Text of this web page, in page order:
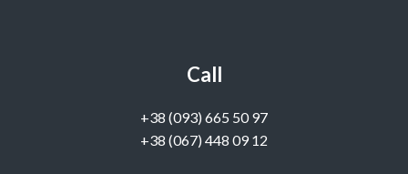
Call
‭+38 (093) 665 50 97‬
+38 (067) 448 09 12